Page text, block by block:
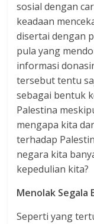
sosial dengan
keadaan
disertai dengan
pula yang
informasi
tersebut tentu
sebagai bentuk
Palestina
mengapa kita
terhadap
negara kita
kepedulian kita?
Menolak Segala
Seperti yang